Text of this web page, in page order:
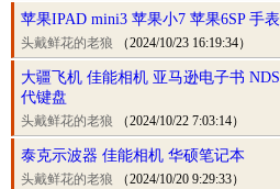
苹果IPAD mini3 苹果小7 苹果6SP 手
头戴鲜花的老狼 （2024/10/23 16:19:34）
大疆飞机 佳能相机 亚马逊电子书
代键盘
头戴鲜花的老狼 （2024/10/22 7:03:14）
泰克示波器 佳能相机 华硕笔记本
头戴鲜花的老狼 （2024/10/20 9:29:33）